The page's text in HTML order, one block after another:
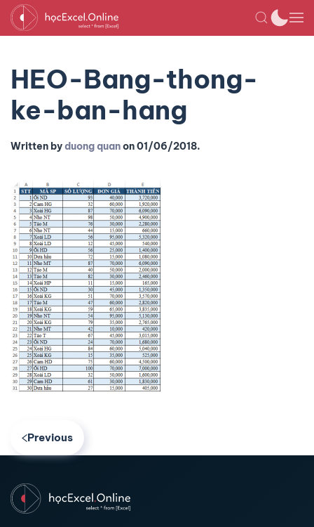
HEO-Bang-thong-
ke-ban-hang
Written byduong quanon01/06/2018.
Previous